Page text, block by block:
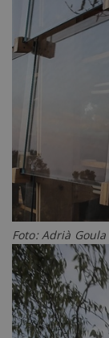
Foto: Adrià Goula